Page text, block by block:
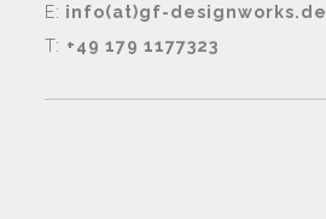
E: info(at)gf-designworks.de
T: +49 179 1177323